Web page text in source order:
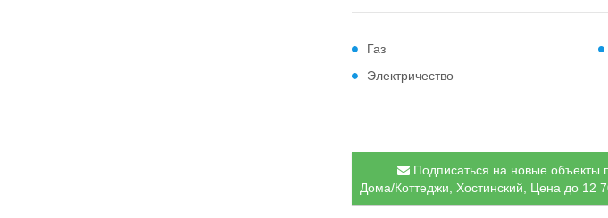
Газ
Электричество
Подписаться на новые объекты
Дома/Коттеджи, Хостинский, Цена до 12